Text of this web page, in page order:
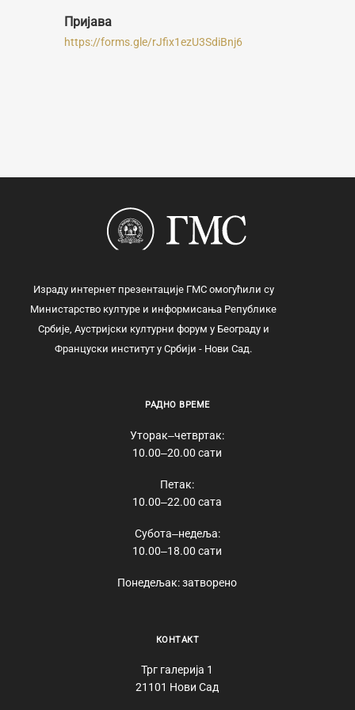
Пријава
https://forms.gle/rJfix1ezU3SdiBnj6
Израду интернет презентације ГМС омогућили су
Министарство културе и информисања Републике
Србије, Аустријски културни форум у Београду и
Француски институт у Србији - Нови Сад.
РАДНО ВРЕМЕ
Уторак‒четвртак:
10.00‒20.00 сати
Петак:
10.00‒22.00 сата
Субота‒недеља:
10.00‒18.00 сати
Понедељак: затворено
КОНТАКТ
Трг галерија 1
21101 Нови Сад